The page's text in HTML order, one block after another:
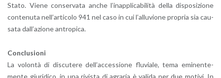
Stato. Viene con­ser­va­ta anche l’i­nap­pli­ca­bi­li­tà della di­spo­si­zio­ne
con­te­nu­ta nel­l’ar­ti­co­lo 941 nel caso in cui l’al­lu­vio­ne pro­pria sia cau­
sa­ta dal­l’a­zio­ne an­tro­pi­ca.
Con­clu­sio­ni
La vo­lon­tà di di­scu­te­re del­l’ac­ces­sio­ne flu­via­le, tema emi­nen­te­
men­te giu­ri­di­co, in una ri­vi­sta di agra­ria è va­li­da per due mo­ti­vi. In